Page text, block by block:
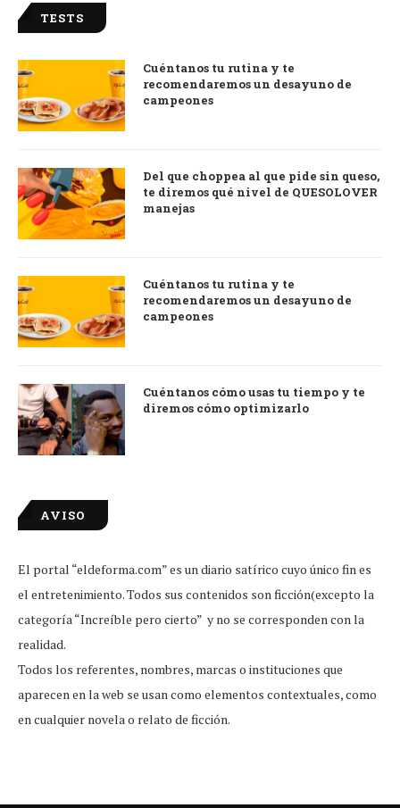
TESTS
Cuéntanos tu rutina y te
recomendaremos un desayuno de
campeones
Del que choppea al que pide sin queso,
te diremos qué nivel de QUESOLOVER
manejas
Cuéntanos tu rutina y te
recomendaremos un desayuno de
campeones
Cuéntanos cómo usas tu tiempo y te
diremos cómo optimizarlo
AVISO
El portal “eldeforma.com” es un diario satírico cuyo único fin es
el entretenimiento. Todos sus contenidos son ficción(excepto la
categoría “Increíble pero cierto” y no se corresponden con la
realidad.
Todos los referentes, nombres, marcas o instituciones que
aparecen en la web se usan como elementos contextuales, como
en cualquier novela o relato de ficción.